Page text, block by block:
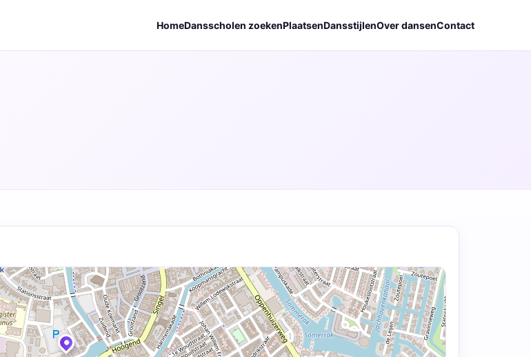
HomeDansscholen zoekenPlaatsenDansstijlenOver dansenContact